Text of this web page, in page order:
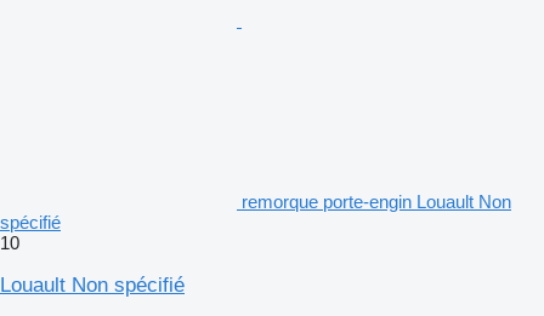
remorque porte-engin Louault Non
spécifié
10
Louault Non spécifié